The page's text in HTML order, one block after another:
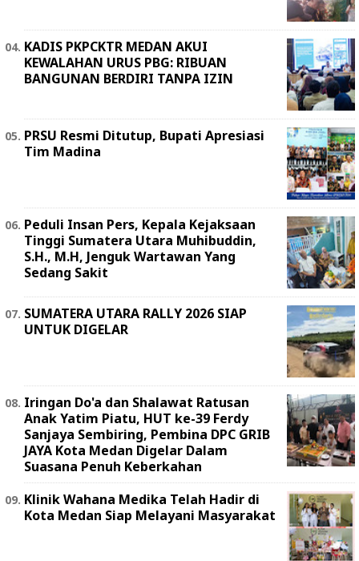
KADIS PKPCKTR MEDAN AKUI
KEWALAHAN URUS PBG: RIBUAN
BANGUNAN BERDIRI TANPA IZIN
PRSU Resmi Ditutup, Bupati Apresiasi
Tim Madina
Peduli Insan Pers, Kepala Kejaksaan
Tinggi Sumatera Utara Muhibuddin,
S.H., M.H, Jenguk Wartawan Yang
Sedang Sakit
SUMATERA UTARA RALLY 2026 SIAP
UNTUK DIGELAR
Iringan Do'a dan Shalawat Ratusan
Anak Yatim Piatu, HUT ke-39 Ferdy
Sanjaya Sembiring, Pembina DPC GRIB
JAYA Kota Medan Digelar Dalam
Suasana Penuh Keberkahan
Klinik Wahana Medika Telah Hadir di
Kota Medan Siap Melayani Masyarakat